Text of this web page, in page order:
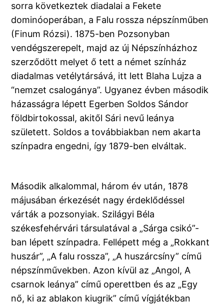
sorra következtek diadalai a Fekete
dominóoperában, a Falu rossza népszínműben
(Finum Rózsi). 1875-ben Pozsonyban
vendégszerepelt, majd az új Népszínházhoz
szerződött melyet ő tett a német színház
diadalmas vetélytársává, itt lett Blaha Lujza a
“nemzet csalogánya”. Ugyanez évben második
házasságra lépett Egerben Soldos Sándor
földbirtokossal, akitől Sári nevű leánya
született. Soldos a továbbiakban nem akarta
színpadra engedni, így 1879-ben elváltak.
Második alkalommal, három év után, 1878
májusában érkezését nagy érdeklődéssel
várták a pozsonyiak. Szilágyi Béla
székesfehérvári társulatával a „Sárga csikó”-
ban lépett színpadra. Fellépett még a „Rokkant
huszár”, „A falu rossza”, „A huszárcsíny” című
népszínművekben. Azon kívül az „Angol, A
csarnok leánya” című operettben és az „Egy
nő, ki az ablakon kiugrik” című vígjátékban